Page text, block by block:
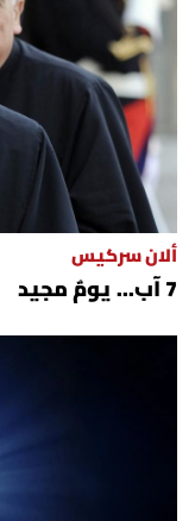
ألان سركيس
7 آب... يومٌ مجيد